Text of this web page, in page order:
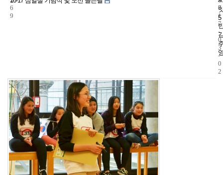
6
9
5
7
0
1
7
-
0
3
-
0
2